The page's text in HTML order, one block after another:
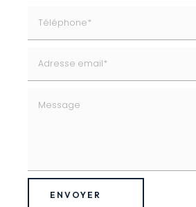
ENVOYER